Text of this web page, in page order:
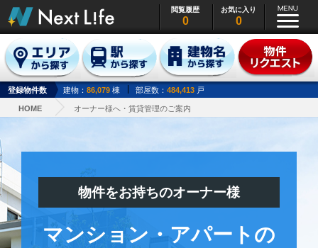
閲覧履歴
0
お気に入り
0
登録物件数 建物： 86,079 棟 部屋数： 484,413 戸
HOME オーナー様へ・賃貸管理のご案内
物件をお持ちのオーナー様
マンション・アパートの